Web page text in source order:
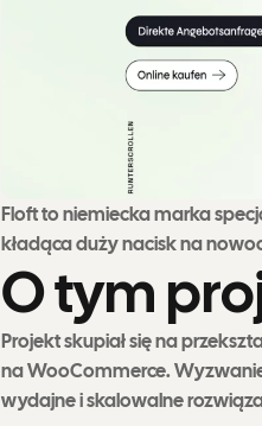
Floft to niemiecka marka
kładąca duży nacisk na
Otympro
Projekt skupiał się na
na WooCommerce.
wydajne i skalowalne